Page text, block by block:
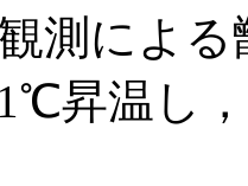
測による
昇温し